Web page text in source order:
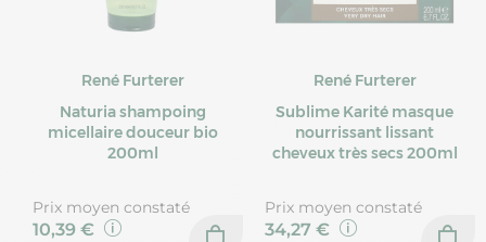
René Furterer
Naturia shampoing
micellaire douceur bio
200ml
Prix moyen constaté
10,39 €
René Furterer
Sublime Karité masque
nourrissant lissant
cheveux très secs 200ml
Prix moyen constaté
34,27 €